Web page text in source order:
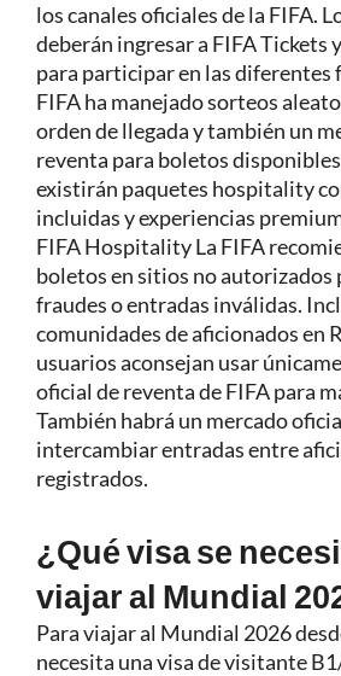
los canales oficiales de la FIFA.
deberán ingresar a FIFA Tickets
para participar en las diferentes
FIFA ha manejado sorteos
orden de llegada y también un
reventa para boletos
existirán paquetes hospitality
incluidas y experiencias
FIFA Hospitality La FIFA
boletos en sitios no autorizados
fraudes o entradas inválidas.
comunidades de aficionados en
usuarios aconsejan usar
oficial de reventa de FIFA para
También habrá un mercado
intercambiar entradas entre
registrados.
¿Qué visa se
viajar al Mundial
Para viajar al Mundial 2026
necesita una visa de visitante